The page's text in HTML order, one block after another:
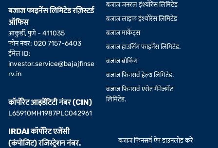
बजाज फाइनेंस लिमिटेड रज़िस्टर्ड
ऑफिस
आकुर्डी, पुणे - 411035
फोन नंबर: 020 7157-6403
ईमेल ID:
investor.service@bajajfinse
rv.in
कॉर्पोरेट आइडेंटिटी नंबर (CIN)
L65910MH1987PLC042961
IRDAI कॉर्पोरेट एजेंसी
(कंपोजिट) रजिस्ट्रेशन नंबर.
बजाज जनरल इंश्योरेंस लिमिटेड
बजाज लाइफ इंश्योरेंस लिमिटेड
बजाज मार्केट्स
बजाज हाउसिंग फाइनेंस लिमिटेड.
बजाज ब्रोकिंग
बजाज फिनसर्व हेल्थ लिमिटेड.
बजाज फिनसर्व एसेट मैनेजमेंट
लिमिटेड.
बजाज फिनसर्व ऐप डाउनलोड करें